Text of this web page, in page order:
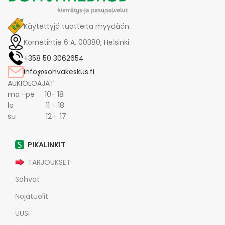
Käytettyjä tuotteita myydään.
Kornetintie 6 A, 00380, Helsinki
+358 50 3062654
info@sohvakeskus.fi
AUKIOLOAJAT
ma -pe 10- 18
la 11 - 18
su 12 - 17
PIKALINKIT
TARJOUKSET
Sohvat
Nojatuolit
UUSI